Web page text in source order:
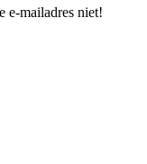
e-mailadres niet!